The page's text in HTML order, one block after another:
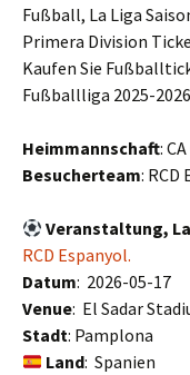
Fußball, La Liga
Primera Division
Kaufen Sie
Fußballliga 2025-2026
Heimmannschaft:
Besucherteam: RCD
Veranstaltung,
RCD Espanyol.
Datum: 2026-05-17
Venue: El Sadar
Stadt: Pamplona
Land: Spanien